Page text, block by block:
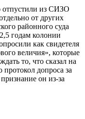
отпустили из СИЗО
от других
районного суда
годам колонии
как свидетеля
величия», которые
то, что сказал на
допроса за
он из-за